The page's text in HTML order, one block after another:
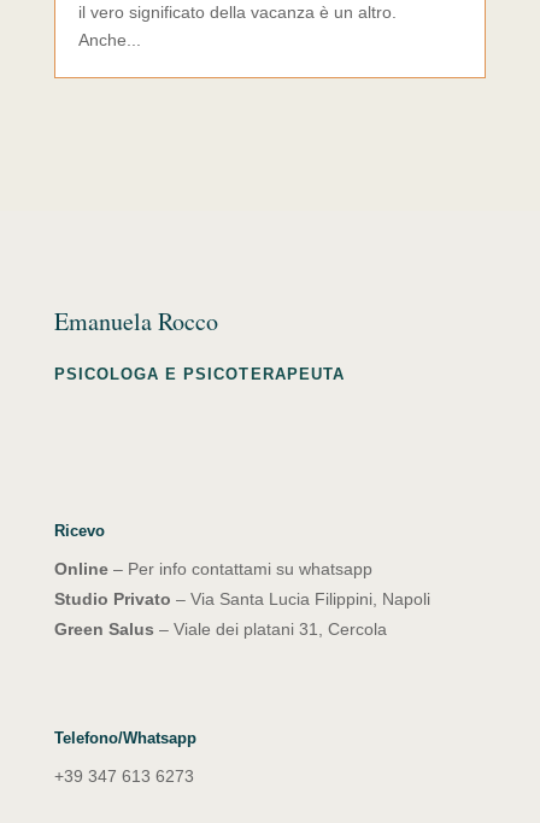
il vero significato della vacanza è un altro.
Anche...
Emanuela Rocco
PSICOLOGA E PSICOTERAPEUTA
Ricevo
Online– Per info contattami su whatsapp
Studio Privato – Via Santa Lucia Filippini, Napoli
Green Salus – Viale dei platani 31, Cercola
Telefono/Whatsapp
+39 347 613 6273